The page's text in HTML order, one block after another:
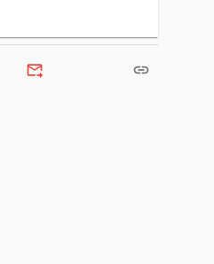
forward_to_inbox link